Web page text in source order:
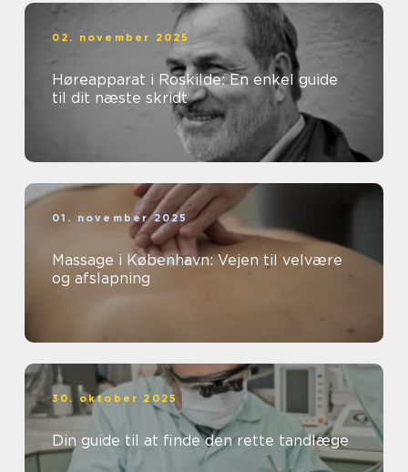
02. november 2025
Høreapparat i Roskilde: En enkel guide
til dit næste skridt
01. november 2025
Massage i København: Vejen til velvære
og afslapning
30. oktober 2025
Din guide til at finde den rette tandlæge